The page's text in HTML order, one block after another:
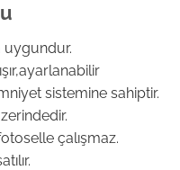
uygundur.
sistemine sahiptir.
çalışmaz.